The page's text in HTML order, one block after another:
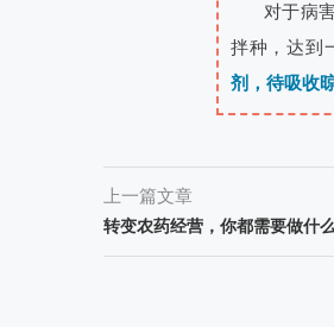
对于病
拌种，达到
剂，待吸收
上一篇文章
转变农药经营，你都需要做什么